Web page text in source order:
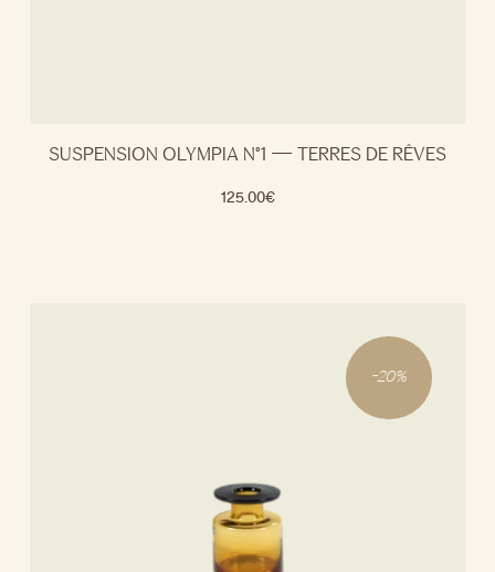
SUSPENSION OLYMPIA N°1 — TERRES DE RÊVES
125.00€
-20%